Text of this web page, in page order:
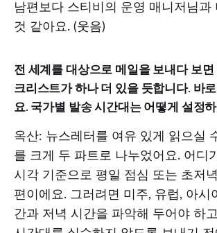
남편보다 스티비의 운영 매니저님과
것 같아요. (웃음)
전 세계를 대상으로 메일을 보내다 보면
크리스트가 하나 더 있을 듯합니다. 바로
요. 국가별 발송 시간대는 어떻게 설정
옥산: 뉴스레터를 여유 있게 읽으실
를 크게 두 파트로 나누었어요. 어디
시각 기준으로 평일 점심 또는 초저
편이에요. 그러려면 미주, 유럽, 아시
간과 저녁 시간을 파악해 두어야 하